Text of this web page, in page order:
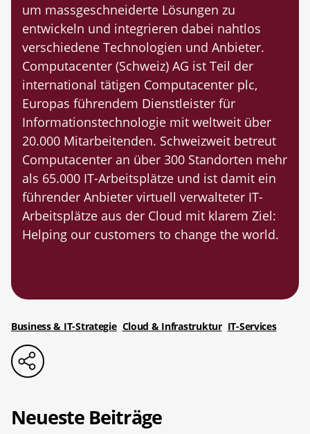
um massgeschneiderte Lösungen zu
entwickeln und integrieren dabei nahtlos
verschiedene Technologien und Anbieter.
Computacenter (Schweiz) AG ist Teil der
international tätigen Computacenter plc,
Europas führendem Dienstleister für
Informationstechnologie mit weltweit über
20.000 Mitarbeitenden. Schweizweit betreut
Computacenter an über 300 Standorten mehr
als 65.000 IT-Arbeitsplätze und ist damit ein
führender Anbieter virtuell verwalteter IT-
Arbeitsplätze aus der Cloud mit klarem Ziel:
Helping our customers to change the world.
Business & IT-Strategie Cloud & Infrastruktur IT-Services
Neueste Beiträge